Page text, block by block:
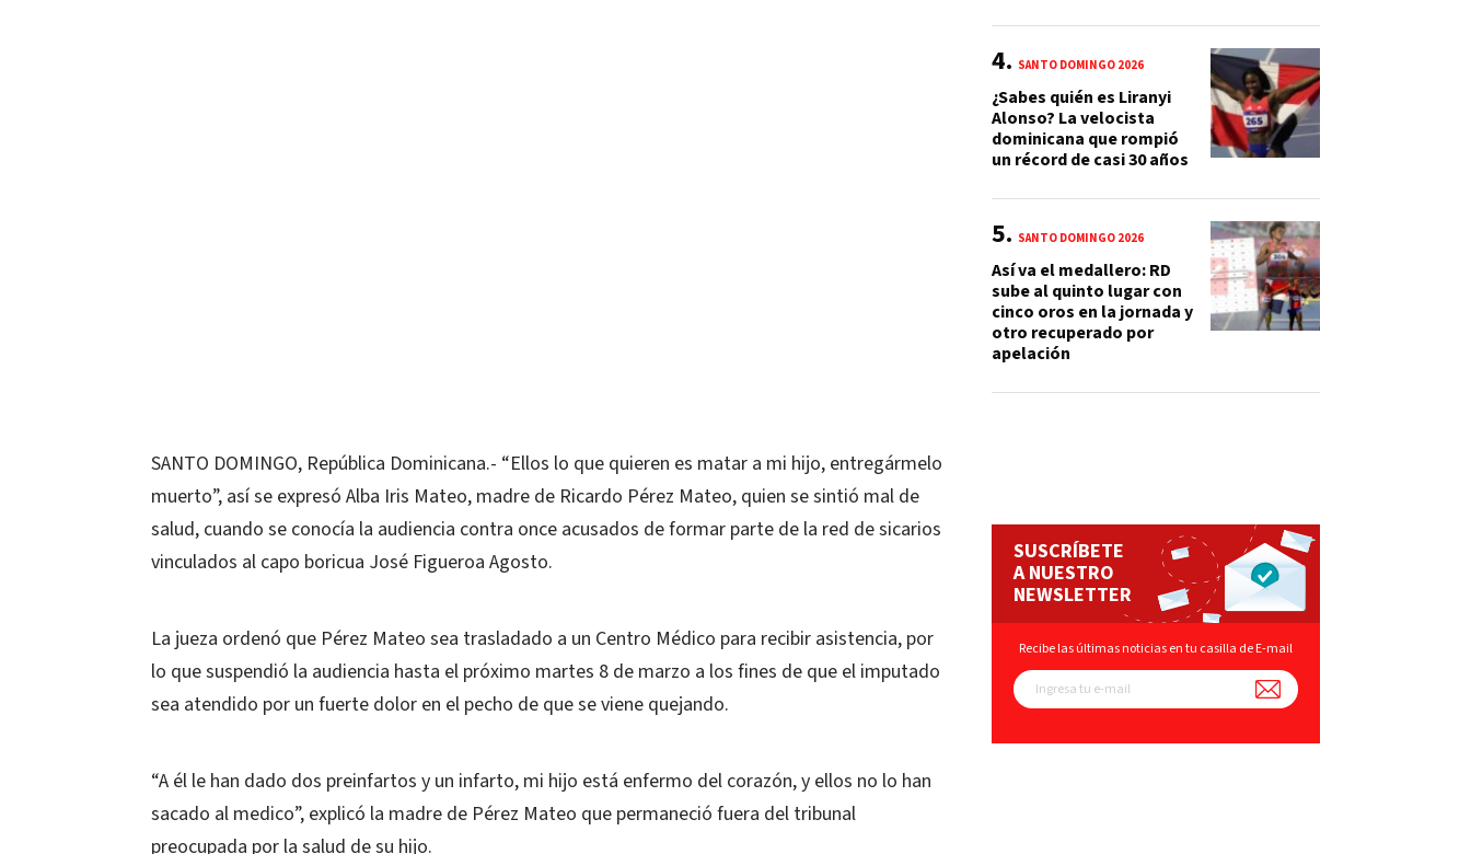
SANTO DOMINGO, República Dominicana.- “Ellos lo que quieren es matar a mi hijo, entregármelo
muerto”, así se expresó Alba Iris Mateo, madre de Ricardo Pérez Mateo, quien se sintió mal de
salud, cuando se conocía la audiencia contra once acusados de formar parte de la red de sicarios
vinculados al capo boricua José Figueroa Agosto.
La jueza ordenó que Pérez Mateo sea trasladado a un Centro Médico para recibir asistencia, por
lo que suspendió la audiencia hasta el próximo martes 8 de marzo a los fines de que el imputado
sea atendido por un fuerte dolor en el pecho de que se viene quejando.
“A él le han dado dos preinfartos y un infarto, mi hijo está enfermo del corazón, y ellos no lo han
sacado al medico”, explicó la madre de Pérez Mateo que permaneció fuera del tribunal
preocupada por la salud de su hijo.
SANTO DOMINGO 2026
¿Sabes quién es Liranyi
Alonso? La velocista
dominicana que rompió
un récord de casi 30 años
SANTO DOMINGO 2026
Así va el medallero: RD
sube al quinto lugar con
cinco oros en la jornada y
otro recuperado por
apelación
SUSCRÍBETE
A NUESTRO
NEWSLETTER
Recibe las últimas noticias en tu casilla de E-mail